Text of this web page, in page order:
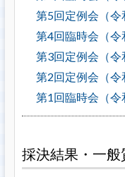
第5回定例会（令
第4回臨時会（令
第3回定例会（令
第2回定例会（令
第1回臨時会（令
採決結果・一般